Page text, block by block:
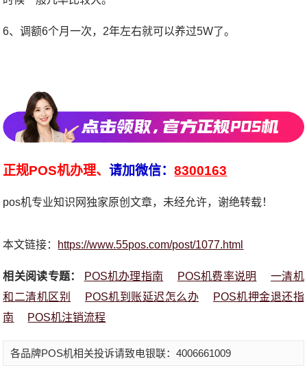
6、调额6个月一次，2年左右就可以养过5W了。
正规POS机办理、请加微信：8300163
pos机专业知识网独家原创文章，未经允许，谢绝转载！
本文链接： https://www.55pos.com/post/1077.html
相关阅读专题： POS机办理指南 POS机费率说明
一清机
和二清机区别
POS机到账延迟怎么办
POS机押金退还指
南
POS机注销流程
各品牌POS机相关投诉请致电银联：4006661009